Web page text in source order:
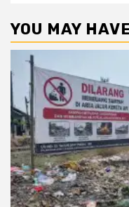
YOU MAY